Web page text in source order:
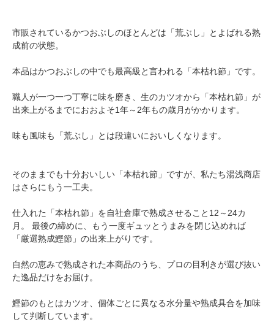
市販されているかつおぶしのほとんどは「荒ぶし」とよばれる熟
成前の状態。
本品はかつおぶしの中でも最高級と言われる「本枯れ節」です。
職人が一つ一つ丁寧に味を磨き、生のカツオから「本枯れ節」が
出来上がるまでにおおよそ1年～2年もの歳月がかかります。
味も風味も「荒ぶし」とは段違いにおいしくなります。
そのままでも十分おいしい「本枯れ節」ですが、私たち湯浅商店
はさらにもう一工夫。
仕入れた「本枯れ節」を自社倉庫で熟成させること12～24カ
月。 最後の締めに、もう一度ギュッとうまみを閉じ込めれば
「厳選熟成鰹節」の出来上がりです。
自然の恵みで熟成された本商品のうち、プロの目利きが選び抜い
た逸品だけをお届け。
鰹節のもとはカツオ、個体ごとに異なる水分量や熟成具合を加味
して判断しています。